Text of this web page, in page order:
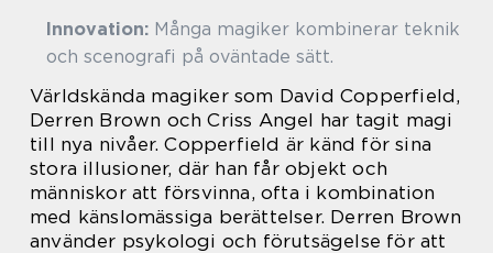
Innovation: Många magiker kombinerar teknik
och scenografi på oväntade sätt.
Världskända magiker som David Copperfield,
Derren Brown och Criss Angel har tagit magi
till nya nivåer. Copperfield är känd för sina
stora illusioner, där han får objekt och
människor att försvinna, ofta i kombination
med känslomässiga berättelser. Derren Brown
använder psykologi och förutsägelse för att